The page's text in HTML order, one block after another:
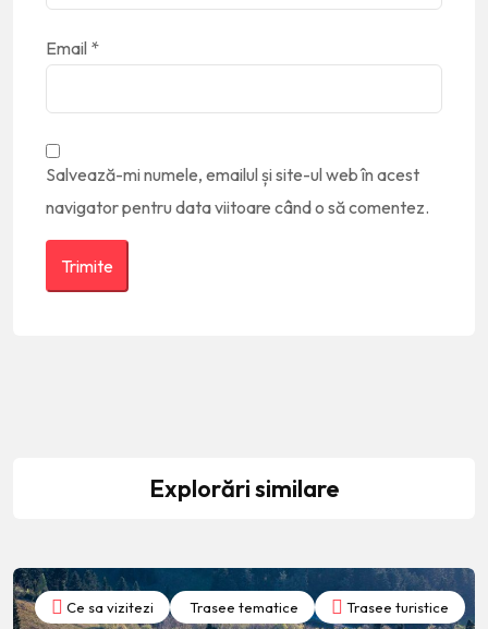
Email *
Salvează-mi numele, emailul și site-ul web în acest
navigator pentru data viitoare când o să comentez.
Explorări similare
Ce sa vizitezi Trasee tematice Trasee turistice